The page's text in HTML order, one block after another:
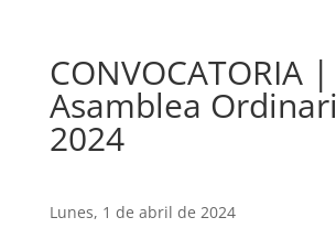
CONVOCATORIA |
Asamblea
2024
Lunes, 1 de abril de 2024